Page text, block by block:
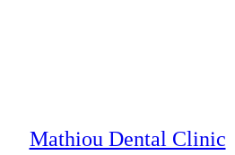
Mathiou Dental Clinic